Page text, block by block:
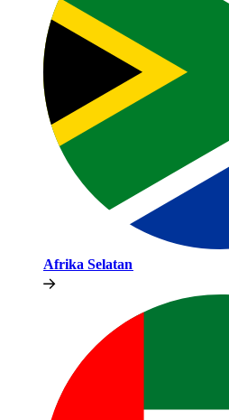
Afrika Selatan​​